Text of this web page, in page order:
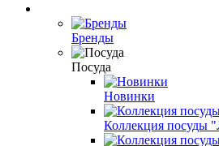
Бренды
Посуда
Новинки
Коллекция посуды